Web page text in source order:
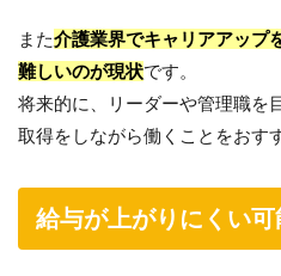
また介護業界でキャリアアップ
難しいのが現状です。
将来的に、リーダーや管理職を
取得をしながら働くことをおす
給与が上がりにくい